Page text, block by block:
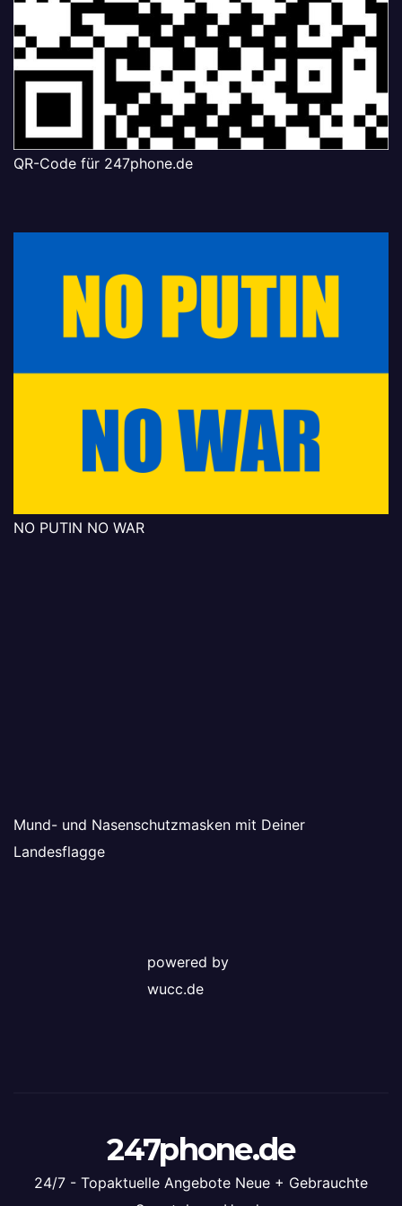
QR-Code für 247phone.de
NO PUTIN NO WAR
Mund- und Nasenschutzmasken mit Deiner
Landesflagge
powered by
wucc.de
247phone.de
24/7 - Topaktuelle Angebote Neue + Gebrauchte